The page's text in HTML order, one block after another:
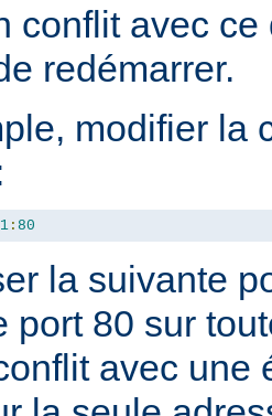
conflit avec
redémarrer.
modifier la
: 80
la suivante
port 80 sur
avec une